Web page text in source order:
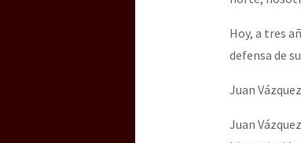
[25 abr –
Hoy, a tres
defensa de
Juan
Juan